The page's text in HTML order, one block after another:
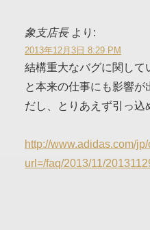
象支店長 より:
2013年12月3日 8:29 PM
結構重大なバグに関して
と本来の仕事にも影響
だし、とりあえず引っ込
http://www.adidas.com/
url=/faq/2013/11/